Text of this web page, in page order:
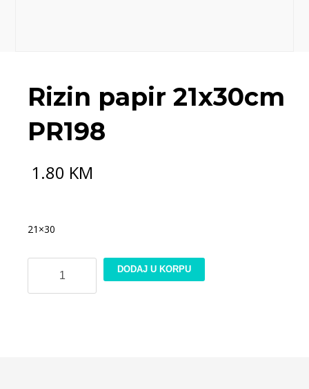
Rizin papir 21x30cm
PR198
1.80 KM
21×30
21x30cm
DODAJ U KORPU